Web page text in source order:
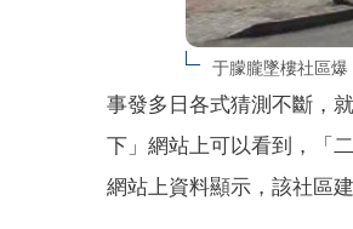
于朦朧墜樓社區爆
事發多日各式猜測不斷，
下」網站上可以看到，「
網站上資料顯示，該社區